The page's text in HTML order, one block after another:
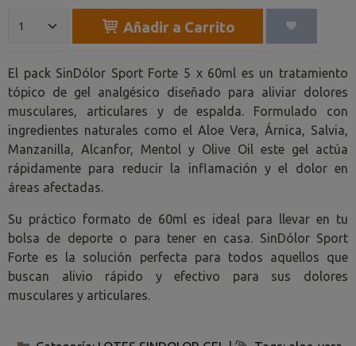
Añadir a Carrito
El pack SinDólor Sport Forte 5 x 60ml es un tratamiento
tópico de gel analgésico diseñado para aliviar dolores
musculares, articulares y de espalda. Formulado con
ingredientes naturales como el Aloe Vera, Árnica, Salvia,
Manzanilla, Alcanfor, Mentol y Olive Oil este gel actúa
rápidamente para reducir la inflamación y el dolor en
áreas afectadas.
Su práctico formato de 60ml es ideal para llevar en tu
bolsa de deporte o para tener en casa. SinDólor Sport
Forte es la solución perfecta para todos aquellos que
buscan alivio rápido y efectivo para sus dolores
musculares y articulares.